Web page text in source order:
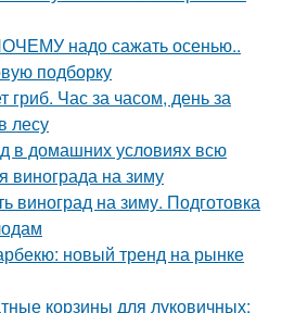
надо сажать осенью..
подборку
гриб. Час за часом, день за
лесу
в домашних условиях всю
винограда на зиму
виноград на зиму. Подготовка
новый тренд на рынке
корзины для луковичных: